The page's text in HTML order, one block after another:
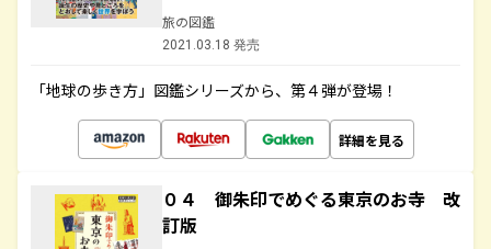
旅の図鑑
2021.03.18 発売
「地球の歩き方」図鑑シリーズから、第４弾が登場！
詳細を見る
０４ 御朱印でめぐる東京のお寺 改
訂版